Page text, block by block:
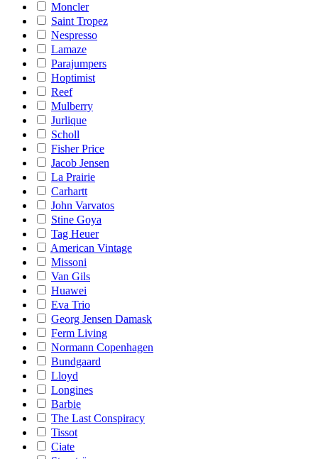
Moncler
Saint Tropez
Nespresso
Lamaze
Parajumpers
Hoptimist
Reef
Mulberry
Jurlique
Scholl
Fisher Price
Jacob Jensen
La Prairie
Carhartt
John Varvatos
Stine Goya
Tag Heuer
American Vintage
Missoni
Van Gils
Huawei
Eva Trio
Georg Jensen Damask
Ferm Living
Normann Copenhagen
Bundgaard
Lloyd
Longines
Barbie
The Last Conspiracy
Tissot
Ciate